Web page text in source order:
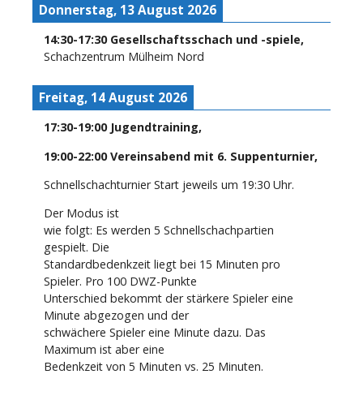
Donnerstag, 13 August 2026
14:30-17:30 Gesellschaftsschach und -spiele,
Schachzentrum Mülheim Nord
Freitag, 14 August 2026
17:30-19:00 Jugendtraining,
19:00-22:00 Vereinsabend mit 6. Suppenturnier,
Schnellschachturnier Start jeweils um 19:30 Uhr.
Der Modus ist
wie folgt: Es werden 5 Schnellschachpartien
gespielt. Die
Standardbedenkzeit liegt bei 15 Minuten pro
Spieler. Pro 100 DWZ-Punkte
Unterschied bekommt der stärkere Spieler eine
Minute abgezogen und der
schwächere Spieler eine Minute dazu. Das
Maximum ist aber eine
Bedenkzeit von 5 Minuten vs. 25 Minuten.